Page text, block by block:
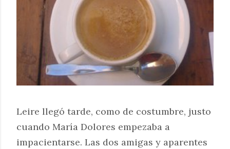
Leire llegó tarde, como de costumbre, justo
cuando María Dolores empezaba a
impacientarse. Las dos amigas y aparentes